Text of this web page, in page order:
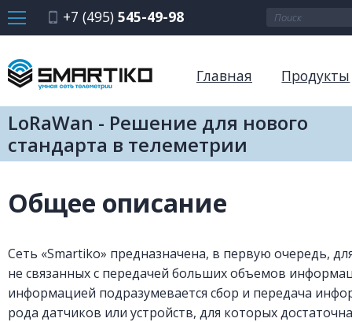
+7 (495) 545-49-98
Главная Продукты
LoRaWan - Решение для нового
стандарта в телеметрии
Общее описание
Сеть «Smartiko» предназначена, в первую очередь,
не связанных с передачей больших объемов
информацией подразумевается сбор и передача
рода датчиков или устройств, для которых